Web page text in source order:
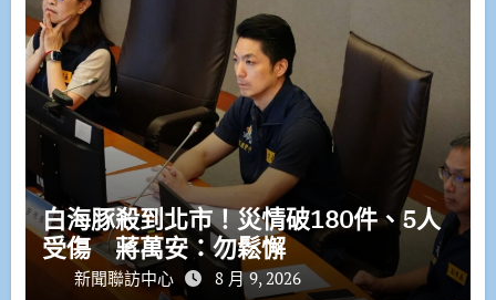
白海豚殺到北市！災情破180件、5人
受傷 蔣萬安：勿鬆懈
新聞聯訪中心 8 月 9, 2026